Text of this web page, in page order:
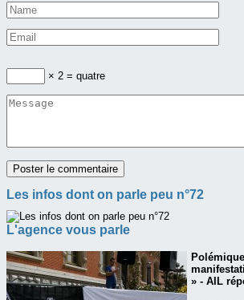
× 2 = quatre
Les infos dont on parle peu n°72
L'agence vous parle
» - AIL